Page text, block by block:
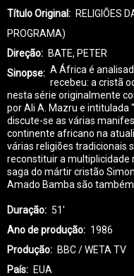
Título Original
RELIGIÕES
PROGRAMA)
Direção
BATE, PETER
Sinopse
A África é
recebeu: a cristã
nesta série originalmente
por Ali A. Mazru e intitulada
discute-se as várias
continente africano na
várias religiões tradicionais
reconstituir a multiplicidade
saga do mártir cristão
Amado Bamba são
Duração
51'
Ano de produção
1986
Produção
BBC / WETA TV
País
EUA